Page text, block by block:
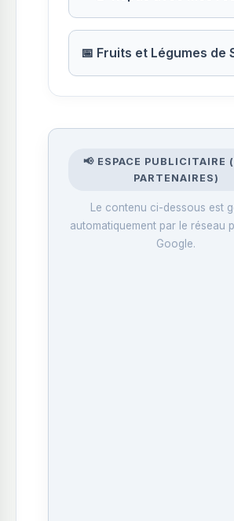
📅 Fruits et Légumes de
📢 ESPACE PUBLICITAIRE
PARTENAIRES)
Le contenu ci-dessous est
automatiquement par le réseau
Google.